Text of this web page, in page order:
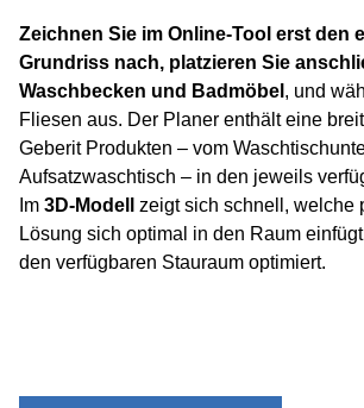
Zeichnen Sie im Online-Tool erst den
Grundriss nach, platzieren Sie
Waschbecken und Badmöbel , und
Fliesen aus. Der Planer enthält eine
Geberit Produkten – vom
Aufsatzwaschtisch – in den jeweils
Im 3D-Modell zeigt sich schnell, welche
Lösung sich optimal in den Raum
den verfügbaren Stauraum optimiert.